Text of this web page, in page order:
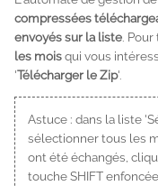
compressées
envoyés sur la liste .
les moisqui vous
'Télécharger le Zip'.
Astuce : dans la liste
sélectionner tous les
ont été échangés,
touche SHIFT